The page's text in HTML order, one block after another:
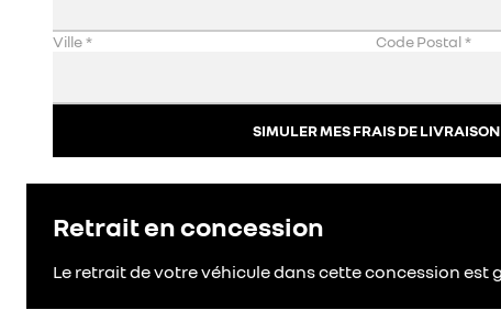
Ville* Code Postal*
SIMULER MES FRAIS DE LIVRAISON
Retrait en concession
Le retrait de votre véhicule dans cette concession est